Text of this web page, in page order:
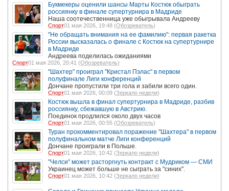
Букмекеры оценили шансы Марты Костюк обыграть
россиянку в финале супертурнира в Мадриде
Наша соотечественница уже обыгрывала Андрееву
Спорт01 мая 2026, 19:48 (Обозреватель)
"Не обращать внимания на ее фамилию": первая ракетка
России высказалась о финале с Костюк на супертурнире
в Мадриде
Андреева поделилась ожиданиями
Спорт01 мая 2026, 20:41 (Обозреватель)
"Шахтер" проиграл "Кристал Пэлас" в первом
полуфинале Лиги конференций
Дончане пропустили три гола и забили всего один.
Спорт01 мая 2026, 00:09 (Зеркало недели)
Костюк вышла в финал супертурнира в Мадриде, разбив
россиянку, сбежавшую в Австрию.
Поединок продлился около двух часов
Спорт01 мая 2026, 00:55 (Обозреватель)
Туран прокомментировал поражение "Шахтера" в первом
полуфинальном матче Лиги конференций
Дончане проиграли в Польше.
Спорт01 мая 2026, 10:42 (Зеркало недели)
"Челси" может расторгнуть контракт с Мудриком — СМИ
Украинец может больше не сыграть за "синих".
Спорт01 мая 2026, 10:42 (Зеркало недели)